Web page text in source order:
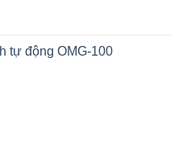
tự động OMG-100